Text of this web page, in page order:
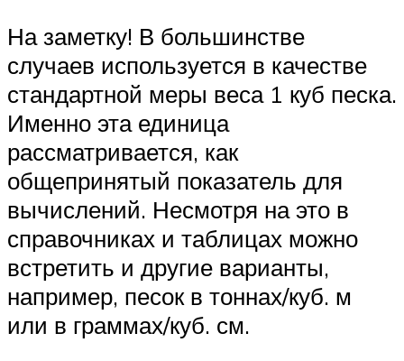
На заметку! В большинстве
случаев используется в качестве
стандартной меры веса 1 куб песка.
Именно эта единица
рассматривается, как
общепринятый показатель для
вычислений. Несмотря на это в
справочниках и таблицах можно
встретить и другие варианты,
например, песок в тоннах/куб. м
или в граммах/куб. см.